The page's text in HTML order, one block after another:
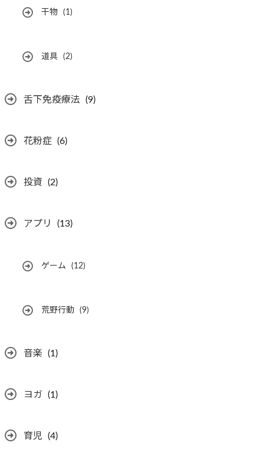
干物 (1)
道具 (2)
舌下免疫療法 (9)
花粉症 (6)
投資 (2)
アプリ (13)
ゲーム (12)
荒野行動 (9)
音楽 (1)
ヨガ (1)
育児 (4)